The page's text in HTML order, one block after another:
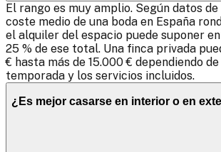
El rango es muy amplio. Según datos
coste medio de una boda en España
el alquiler del espacio puede suponer
25 % de ese total. Una finca privada
€ hasta más de 15.000 € dependiendo
temporada y los servicios incluidos.
¿Es mejor casarse en interior o en